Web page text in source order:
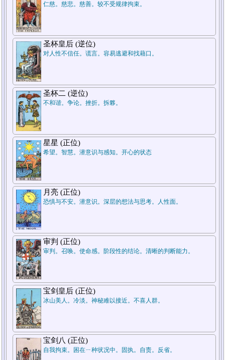
仁慈。慈悲。慈善。较不受规律拘束。
圣杯皇后 (逆位)
对人性不信任。谎言。容易逃避和找藉口。
圣杯二 (逆位)
不和谐。争论。挫折。拆夥。
星星 (正位)
希望。智慧。潜意识与感知。开心的状态
月亮 (正位)
恐惧与不安。潜意识。深层的想法与思考。人性面。
审判 (正位)
审判。召唤。使命感。阶段性的结论。清晰的判断能力。
宝剑皇后 (正位)
冰山美人。冷淡。神秘难以接近。不喜人群。
宝剑八 (正位)
自我拘束。困在ㄧ种状况中。固执。自责。反省。